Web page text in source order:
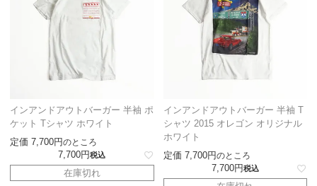
インアンドアウトバーガー 半袖 ポ
ケット Tシャツ ホワイト
定価 7,700 のところ
7,700 税込
在庫切れ
インアンドアウトバーガー 半袖 T
シャツ 2015 オレゴン オリジナル
ホワイト
定価 7,700 のところ
7,700 税込